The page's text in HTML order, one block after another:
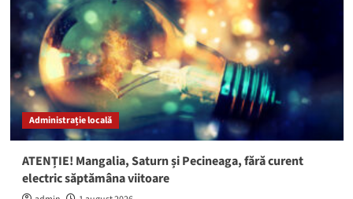
Administrație locală
ATENȚIE! Mangalia, Saturn și Pecineaga, fără curent
electric săptămâna viitoare